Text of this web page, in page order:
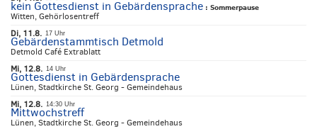
kein Gottesdienst in Gebärdensprache : Sommerpause
Witten, Gehörlosentreff
Di, 11.8. 17 Uhr
Gebärdenstammtisch Detmold
Detmold Café Extrablatt
Mi, 12.8. 14 Uhr
Gottesdienst in Gebärdensprache
Lünen, Stadtkirche St. Georg - Gemeindehaus
Mi, 12.8. 14:30 Uhr
Mittwochstreff
Lünen, Stadtkirche St. Georg - Gemeindehaus